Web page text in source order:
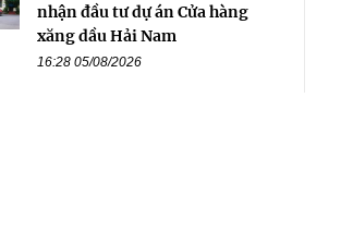
nhận đầu tư dự án Cửa hàng
xăng dầu Hải Nam
16:28 05/08/2026